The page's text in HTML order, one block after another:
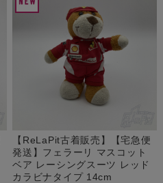
【ReLaPit古着販売】【宅急便
発送】フェラーリ マスコット
ベア レーシングスーツ レッド
カラビナタイプ 14cm